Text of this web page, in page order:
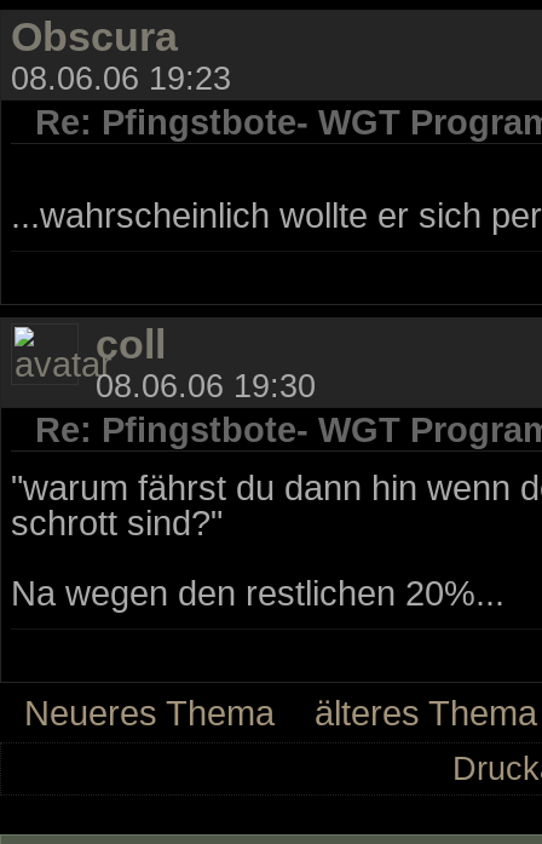
Obscura
08.06.06 19:23
Re: Pfingstbote- WGT
...wahrscheinlich wollte er sich
coll
08.06.06 19:30
Re: Pfingstbote- WGT
"warum fährst du dann hin wenn
schrott sind?"
Na wegen den restlichen 20%...
Neueres Thema älteres Thema